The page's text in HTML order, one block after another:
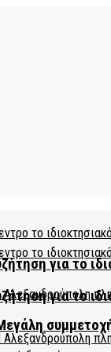
για το
για το